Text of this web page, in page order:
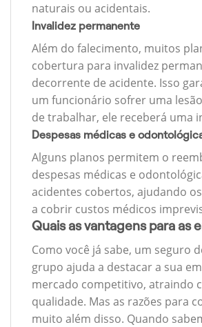
naturais ou acidentais.
Invalidez permanente
Além do falecimento, muitos
cobertura para invalidez
decorrente de acidente. Isso
um funcionário sofrer uma
de trabalhar, ele receberá uma
Despesas médicas e
Alguns planos permitem o
despesas médicas e
acidentes cobertos, ajudando
a cobrir custos médicos
Quais as vantagens para as
Como você já sabe, um seguro
grupo ajuda a destacar a sua
mercado competitivo, atraindo
qualidade. Mas as razões para
muito além disso. Quando